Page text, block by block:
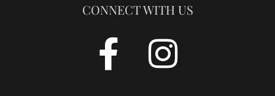
CONNECT WITH US